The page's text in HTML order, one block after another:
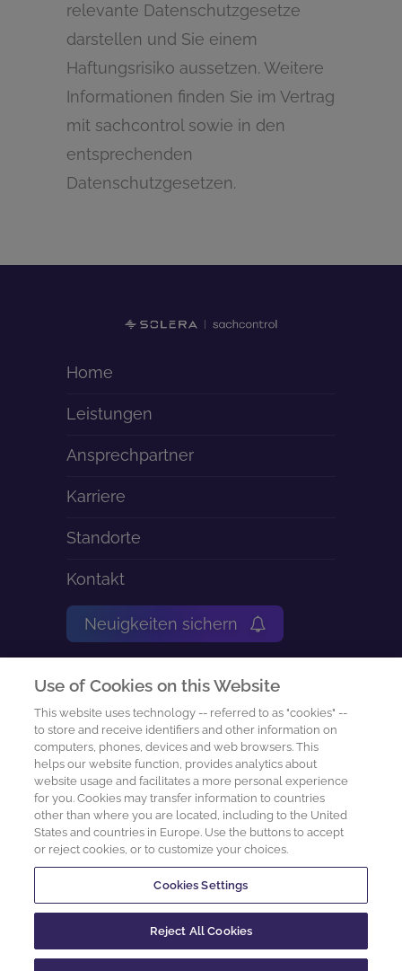
relevante Datenschutzgesetze
darstellen und Sie einem
Haftungsrisiko aussetzen. Weitere
Informationen finden Sie im Vertrag
mit sachcontrol sowie in den
entsprechenden
Datenschutzgesetzen.
Home
Leistungen
Ansprechpartner
Karriere
Standorte
Kontakt
Neuigkeiten sichern
Nutzungsbedingungen
Datenschutz-Center
Cookie Preferences
Datenschutzanfrage
2026 sachcontrol GmbH
Use of Cookies on this Website
This website uses technology -- referred to as "cookies" --
to store and receive identifiers and other information on
computers, phones, devices and web browsers. This
helps our website function, provides analytics about
website usage and facilitates a more personal experience
for you. Cookies may transfer information to countries
other than where you are located, including to the United
States and countries in Europe. Use the buttons to accept
or reject cookies, or to customize your choices.
Cookies Settings
Reject All Cookies